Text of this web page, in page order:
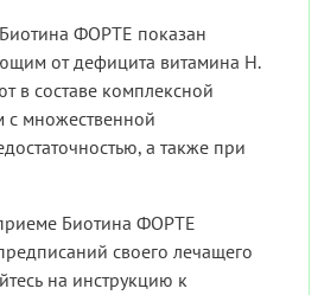
ФОРТЕ показан
от дефицита витамина Н.
в составе комплексной
с множественной
а также при
Биотина ФОРТЕ
своего лечащего
на инструкцию к